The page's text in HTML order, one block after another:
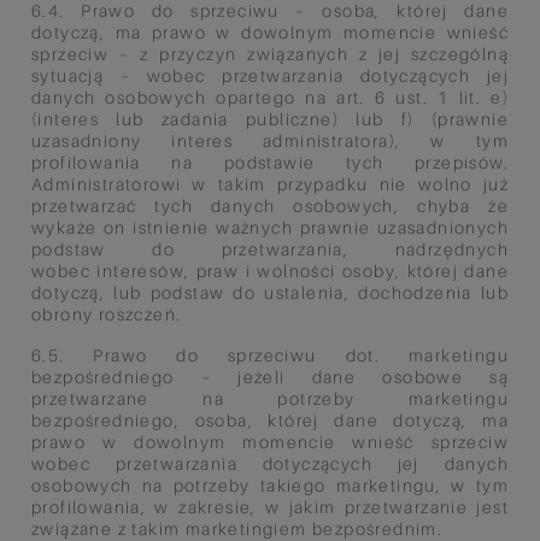
6.4. Prawo do sprzeciwu – osoba, której dane
dotyczą, ma prawo w dowolnym momencie wnieść
sprzeciw – z przyczynzwiązanych z jej szczególną
sytuacją – wobec przetwarzania dotyczących jej
danych osobowych opartego na art. 6 ust. 1 lit. e)
(interes lub zadania publiczne) lub f) (prawnie
uzasadniony interes administratora), w tym
profilowania na podstawie tych przepisów.
Administratorowi w takim przypadku nie wolno już
przetwarzać tych danych osobowych,chyba że
wykaże on istnienie ważnych prawnie uzasadnionych
podstaw do przetwarzania, nadrzędnych
wobec interesów, praw i wolności osoby, której dane
dotyczą, lub podstaw do ustalenia, dochodzenia lub
obrony roszczeń.
6.5. Prawo do sprzeciwu dot. marketingu
bezpośredniego – jeżeli dane osobowe są
przetwarzane na potrzeby marketingu
bezpośredniego, osoba, której dane dotyczą, ma
prawo w dowolnym momencie wnieść sprzeciw
wobec przetwarzania dotyczących jej danych
osobowych na potrzeby takiego marketingu, w tym
profilowania, w zakresie, w jakim przetwarzanie jest
związane z takim marketingiem bezpośrednim.